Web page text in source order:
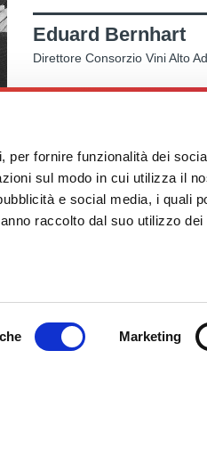
per fornire funzionalità dei
sul modo in cui utilizza il
e social media, i quali
raccolto dal suo utilizzo dei
Marketing
Eduard Bernhart
Direttore Consorzio Vini Alto
IT